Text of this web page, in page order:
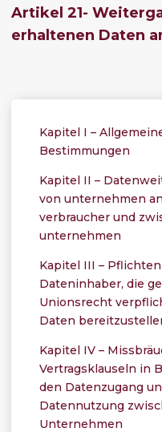
Artikel 21-
erhaltenen Daten
Kapitel I –
Bestimmungen
Kapitel II –
von unternehmen an
verbraucher und
unternehmen
Kapitel III –
Dateninhaber, die
Unionsrecht
Daten
Kapitel IV –
Vertragsklauseln in
den Datenzugang
Datennutzung
Unternehmen